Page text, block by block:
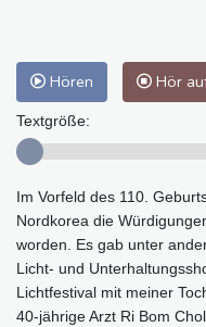
Hören Hör
Textgröße:
Im Vorfeld des 110.
Nordkorea die
worden. Es gab unter
Licht- und
Lichtfestival mit meiner
40-jährige Arzt Ri Bom